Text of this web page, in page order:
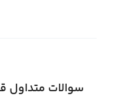
قیمت لحظه ای
سوالات متداول